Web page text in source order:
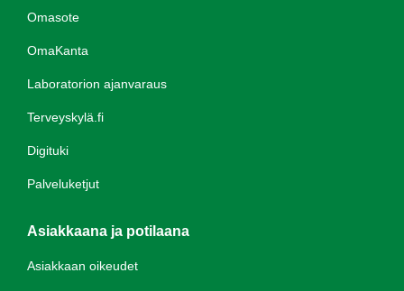
Omasote
OmaKanta
Laboratorion ajanvaraus
Terveyskylä.fi
Digituki
Palveluketjut
Asiakkaana ja potilaana
Asiakkaan oikeudet